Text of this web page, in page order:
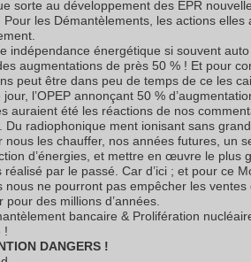
sorte au développement des EPR
Pour les Démantèlements, les actions elles
indépendance énergétique si souvent
augmentations de près 50 % ! Et pour
peut être dans peu de temps de ce les
jour, l’OPEP annonçant 50 %
auraient été les réactions de nos
Du radiophonique ment ionisant sans
nous les chauffer, nos années futures, un
d’énergies, et mettre en œuvre le plus
réalisé par le passé. Car d’ici ; et pour ce
nous ne pourront pas empêcher les
pour des millions d’années.
bancaire & Prolifération
!
DANGERS !